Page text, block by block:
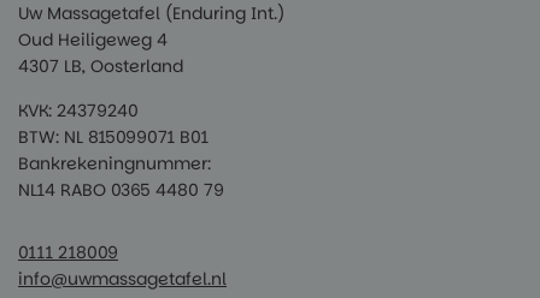
Uw Massagetafel (Enduring Int.)
Oud Heiligeweg 4
4307 LB, Oosterland
KVK: 24379240
BTW: NL 815099071 B01
Bankrekeningnummer:
NL14 RABO 0365 4480 79
0111 218009
info@uwmassagetafel.nl